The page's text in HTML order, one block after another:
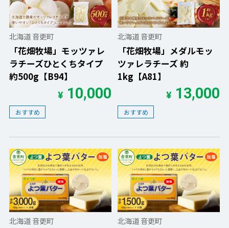
北海道 音更町
「花畑牧場」モッツァレ
ラチーズひとくちタイプ
約500g【B94】
¥10,000
おすすめ
北海道 音更町
「花畑牧場」メダルモッ
ツァレラチーズ 約
1kg【A81】
¥13,000
おすすめ
北海道 音更町 北海道 音更町